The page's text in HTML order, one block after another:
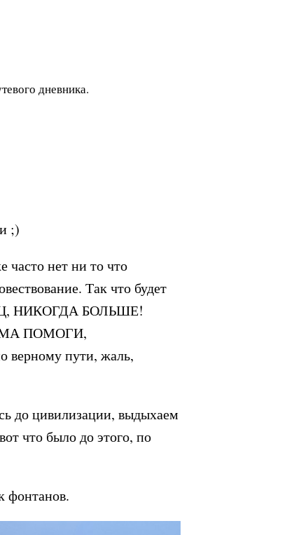
дневника.
;)
нет ни то что
Так что будет
НИКОГДА БОЛЬШЕ!
ПОМОГИ,
верному пути, жаль,
до цивилизации, выдыхаем
что было до этого, по
фонтанов.